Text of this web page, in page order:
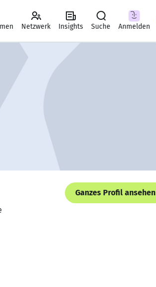
Netzwerk Insights Suche Anmelden
Ganzes Profil ansehen